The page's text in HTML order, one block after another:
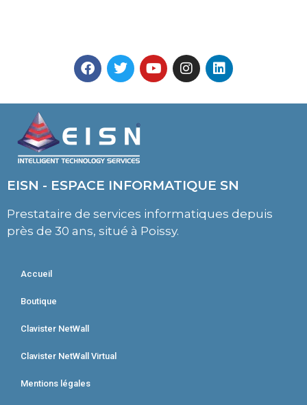
EISN - ESPACE INFORMATIQUE SN
Prestataire de services informatiques depuis
près de 30 ans, situé à Poissy.
Accueil
Boutique
Clavister NetWall
Clavister NetWall Virtual
Mentions légales